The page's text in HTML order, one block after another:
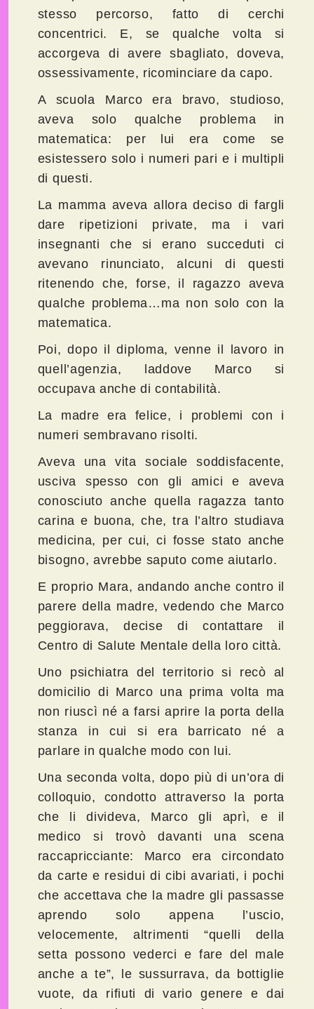
stesso percorso, fatto di cerchi
concentrici. E, se qualche volta si
accorgeva di avere sbagliato, doveva,
ossessivamente, ricominciare da capo.
A scuola Marco era bravo, studioso,
aveva solo qualche problema in
matematica: per lui era come se
esistessero solo i numeri pari e i multipli
di questi.
La mamma aveva allora deciso di fargli
dare ripetizioni private, ma i vari
insegnanti che si erano succeduti ci
avevano rinunciato, alcuni di questi
ritenendo che, forse, il ragazzo aveva
qualche problema…ma non solo con la
matematica.
Poi, dopo il diploma, venne il lavoro in
quell’agenzia, laddove Marco si
occupava anche di contabilità.
La madre era felice, i problemi con i
numeri sembravano risolti.
Aveva una vita sociale soddisfacente,
usciva spesso con gli amici e aveva
conosciuto anche quella ragazza tanto
carina e buona, che, tra l’altro studiava
medicina, per cui, ci fosse stato anche
bisogno, avrebbe saputo come aiutarlo.
E proprio Mara, andando anche contro il
parere della madre, vedendo che Marco
peggiorava, decise di contattare il
Centro di Salute Mentale della loro città.
Uno psichiatra del territorio si recò al
domicilio di Marco una prima volta ma
non riuscì né a farsi aprire la porta della
stanza in cui si era barricato né a
parlare in qualche modo con lui.
Una seconda volta, dopo più di un’ora di
colloquio, condotto attraverso la porta
che li divideva, Marco gli aprì, e il
medico si trovò davanti una scena
raccapricciante: Marco era circondato
da carte e residui di cibi avariati, i pochi
che accettava che la madre gli passasse
aprendo solo appena l’uscio,
velocemente, altrimenti “quelli della
setta possono vederci e fare del male
anche a te”, le sussurrava, da bottiglie
vuote, da rifiuti di vario genere e dai